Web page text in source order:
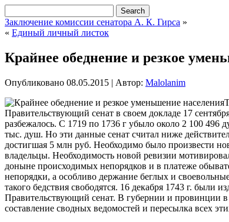
Заключение комиссии сенатора А. К. Гирса »
« Единый личный листок
Крайнее обеднение и резкое
Опубликовано 08.05.2015 | Автор: Malolanim
Правительствующий сенат в своем докладе 17
разбежалось. С 1719 по 1736 г убыло около 2 100 496
тыс. душ. Но эти данные сенат считал ниже
достигшая 5 млн руб. Необходимо было произвести
владельцы. Необходимость новой ревизии
доныне происходимых непорядков и в платеже
непорядки, а особливо держание беглых и
такого бедствия свободятся. 16 декабря 1743 г.
Правительствующий сенат. В губернии и провинции
составление сводных ведомостей и пересылка всех